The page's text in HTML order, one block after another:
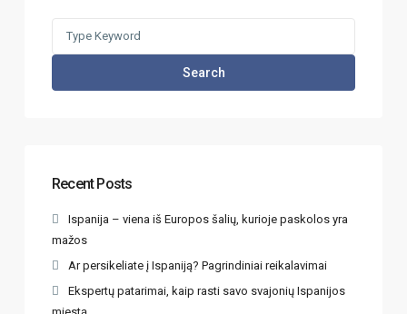
Search
Recent Posts
Ispanija – viena iš Europos šalių, kurioje paskolos yra
mažos
Ar persikeliate į Ispaniją? Pagrindiniai reikalavimai
Ekspertų patarimai, kaip rasti savo svajonių Ispanijos
miestą